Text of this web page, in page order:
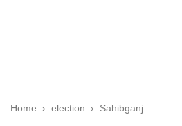
Home › election › Sahibganj